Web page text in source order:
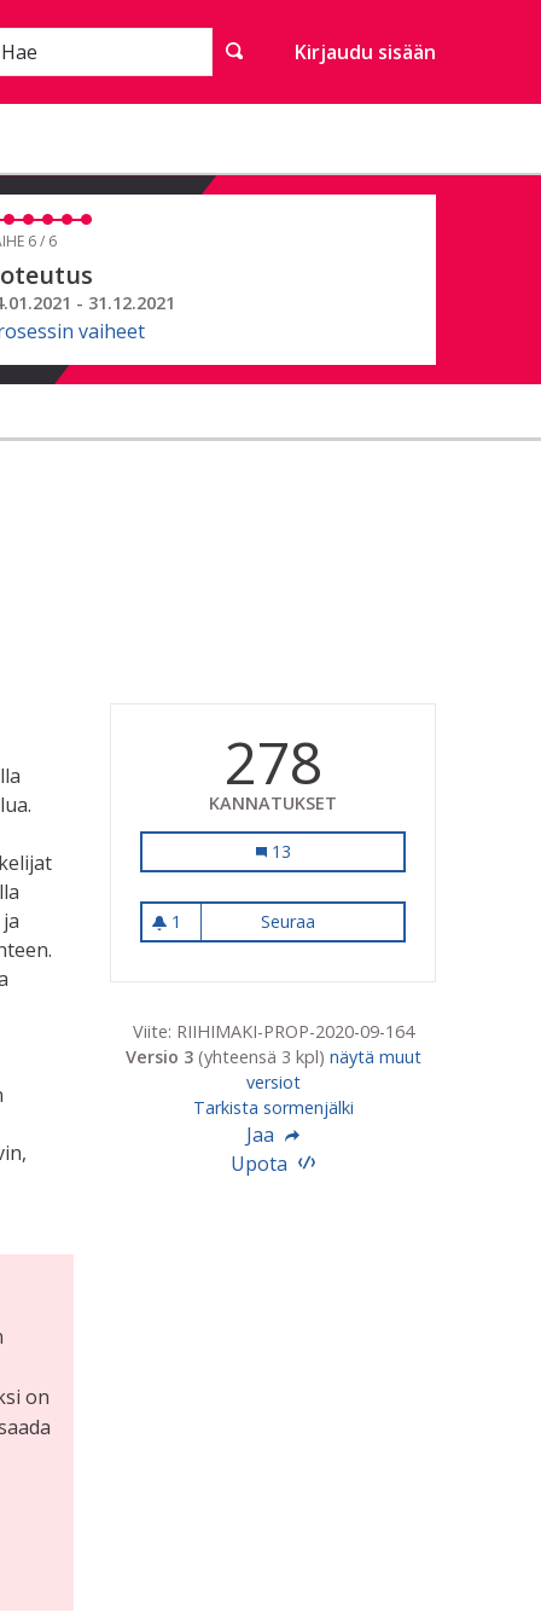
Hae Kirjaudu sisään
6 / 6
- 31.12.2021
vaiheet
on
278
KANNATUKSET
Toisen asteen urheiluvalmennus
13
1
1 seuraaja
Seuraa
Viite: RIIHIMAKI-PROP-2020-09-164
Versio 3(yhteensä 3 kpl) näytä muut
versiot
Tarkista sormenjälki
Jaa
Upota